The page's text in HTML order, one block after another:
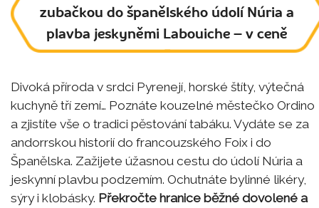
zubačkou do španělského údolí Núria a
plavba jeskyněmi Labouiche – v ceně
Divoká příroda v srdci Pyrenejí, horské štíty, výtečná
kuchyně tří zemí… Poznáte kouzelné městečko Ordino
a zjistíte vše o tradici pěstování tabáku. Vydáte se za
andorrskou historií do francouzského Foix i do
Španělska. Zažijete úžasnou cestu do údolí Núria a
jeskynní plavbu podzemím. Ochutnáte bylinné likéry,
sýry i klobásky. Překročte hranice běžné dovolené a